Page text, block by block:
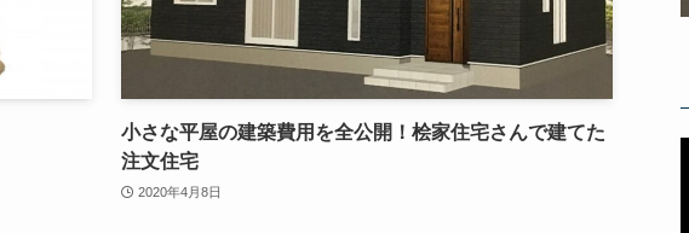
小さな平屋の建築費用を全公開！桧家住宅さんで建てた
注文住宅
2020年4月8日